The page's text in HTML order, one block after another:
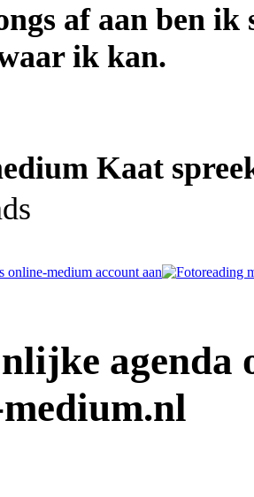
af aan ben
ik kan.
Kaat
agenda